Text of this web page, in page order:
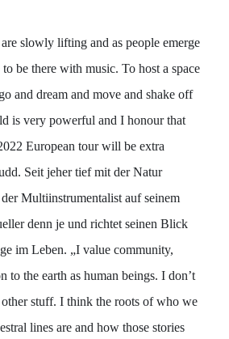
slowly lifting and as people emerge
be there with music. To host a space
and dream and move and shake off
is very powerful and I honour that
European tour will be extra
Seit jeher tief mit der Natur
Multiinstrumentalist auf seinem
denn je und richtet seinen Blick
im Leben. „I value community,
to the earth as human beings. I don’t
stuff. I think the roots of who we
lines are and how those stories